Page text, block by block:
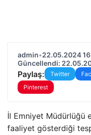
admin•22.05.2024
Güncellendi:
Paylaş: Twitter
Pinterest
İl Emniyet Müdürlüğü
faaliyet gösterdiği